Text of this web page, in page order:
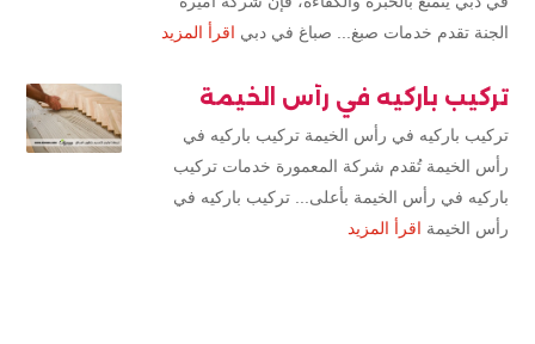
الجنة تقدم خدمات صبغ... صباغ في دبي اقرأ المزيد
تركيب باركيه في رأس الخيمة
تركيب باركيه في رأس الخيمة تركيب باركيه في
رأس الخيمة تُقدم شركة المعمورة خدمات تركيب
باركيه في رأس الخيمة بأعلى... تركيب باركيه في
رأس الخيمة اقرأ المزيد